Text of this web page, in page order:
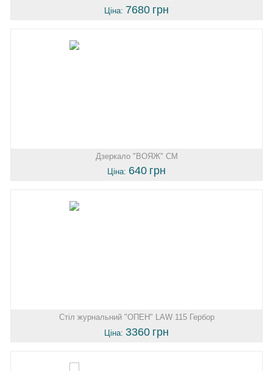
Ціна: 7680 грн
Дзеркало "ВОЯЖ" СМ
Ціна: 640 грн
Стіл журнальний "ОПЕН" LAW 115 Гербор
Ціна: 3360 грн